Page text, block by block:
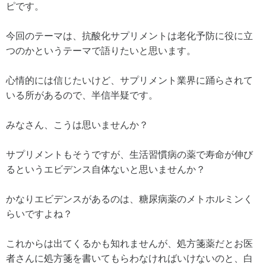
ピです。
今回のテーマは、抗酸化サプリメントは老化予防に役に立
つのかというテーマで語りたいと思います。
心情的には信じたいけど、サプリメント業界に踊らされて
いる所があるので、半信半疑です。
みなさん、こうは思いませんか？
サプリメントもそうですが、生活習慣病の薬で寿命が伸び
るというエビデンス自体ないと思いませんか？
かなりエビデンスがあるのは、糖尿病薬のメトホルミンく
らいですよね？
これからは出てくるかも知れませんが、処方箋薬だとお医
者さんに処方箋を書いてもらわなければいけないのと、白